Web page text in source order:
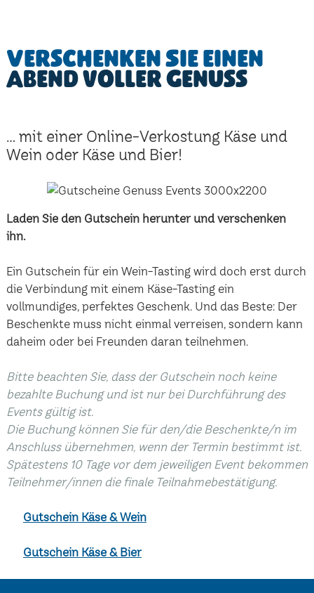
Verschenken Sie einen
Abend voller Genuss
... mit einer Online-Verkostung Käse und
Wein oder Käse und Bier!
Laden Sie den Gutschein herunter und verschenken
ihn.
Ein Gutschein für ein Wein-Tasting wird doch erst durch
die Verbindung mit einem Käse-Tasting ein
vollmundiges, perfektes Geschenk. Und das Beste: Der
Beschenkte muss nicht einmal verreisen, sondern kann
daheim oder bei Freunden daran teilnehmen.
Bitte beachten Sie, dass der Gutschein noch keine
bezahlte Buchung und ist nur bei Durchführung des
Events gültig ist.
Die Buchung können Sie für den/die Beschenkte/n im
Anschluss übernehmen, wenn der Termin bestimmt ist.
Spätestens 10 Tage vor dem jeweiligen Event bekommen
Teilnehmer/innen die finale Teilnahmebestätigung.
Gutschein Käse & Wein
Gutschein Käse & Bier